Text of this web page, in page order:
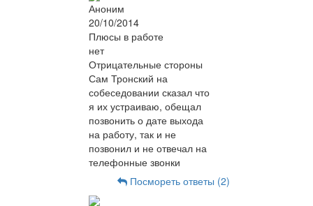
Аноним
20/10/2014
Плюсы в работе
нет
Отрицательные стороны
Сам Тронский на
собеседовании сказал что
я их устраиваю, обещал
позвонить о дате выхода
на работу, так и не
позвонил и не отвечал на
телефонные звонки
Посмореть ответы (2)